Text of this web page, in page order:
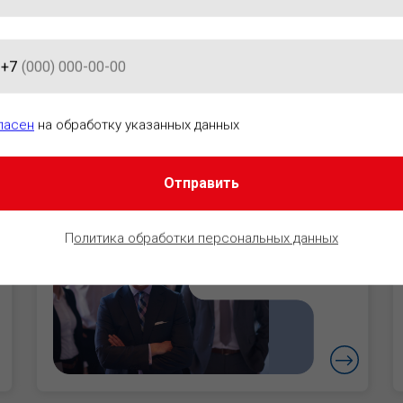
ПРАВОВОГО
Руководители
Уверенность в
безопасности
+7
на обработку указанных данных
Отправить
Политика обработки персональных данных